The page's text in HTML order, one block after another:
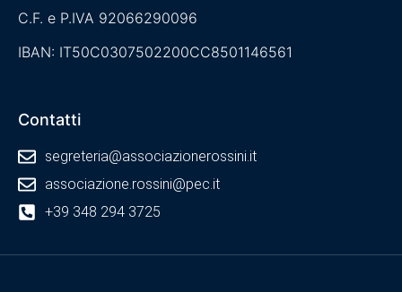
C.F. e P.IVA 92066290096
IBAN: IT50C0307502200CC8501146561
Contatti
segreteria@associazionerossini.it
associazione.rossini@pec.it
+39 348 294 3725